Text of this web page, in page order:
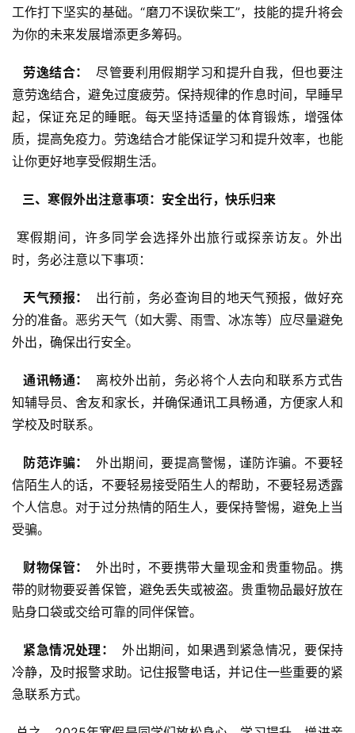
工作打下坚实的基础。“磨刀不误砍柴工”，技能的提升将会
为你的未来发展增添更多筹码。
  劳逸结合：
尽管要利用假期学习和提升自我，但也要注
意劳逸结合，避免过度疲劳。保持规律的作息时间，早睡早
起，保证充足的睡眠。每天坚持适量的体育锻炼，增强体
质，提高免疫力。劳逸结合才能保证学习和提升效率，也能
让你更好地享受假期生活。
  三、寒假外出注意事项：安全出行，快乐归来
寒假期间，许多同学会选择外出旅行或探亲访友。外出
时，务必注意以下事项：
  天气预报：
出行前，务必查询目的地天气预报，做好充
分的准备。恶劣天气（如大雾、雨雪、冰冻等）应尽量避免
外出，确保出行安全。
  通讯畅通：
离校外出前，务必将个人去向和联系方式告
知辅导员、舍友和家长，并确保通讯工具畅通，方便家人和
学校及时联系。
  防范诈骗：
外出期间，要提高警惕，谨防诈骗。不要轻
信陌生人的话，不要轻易接受陌生人的帮助，不要轻易透露
个人信息。对于过分热情的陌生人，要保持警惕，避免上当
受骗。
  财物保管：
外出时，不要携带大量现金和贵重物品。携
带的财物要妥善保管，避免丢失或被盗。贵重物品最好放在
贴身口袋或交给可靠的同伴保管。
  紧急情况处理：
外出期间，如果遇到紧急情况，要保持
冷静，及时报警求助。记住报警电话，并记住一些重要的紧
急联系方式。